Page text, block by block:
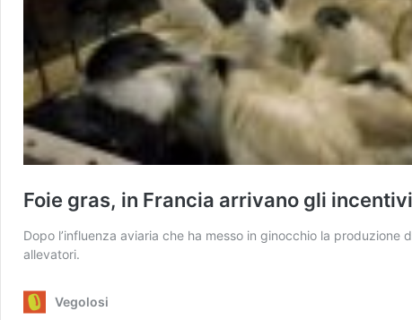
Foie gras, in Francia arrivano gli
Dopo l’influenza aviaria che ha messo in ginocchio la
allevatori.
Vegolosi